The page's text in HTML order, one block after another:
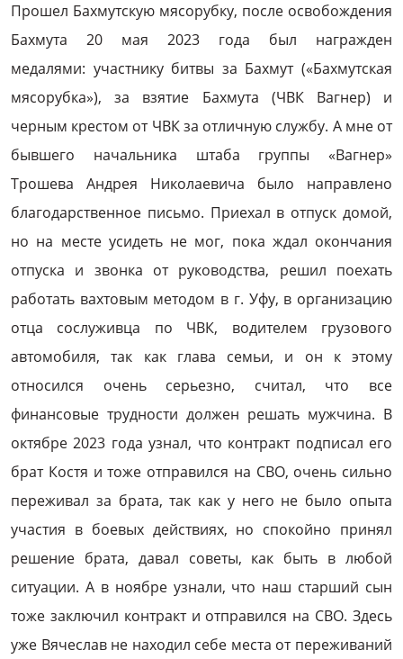
Прошел Бахмутскую мясорубку, после освобождения
Бахмута 20 мая 2023 года был награжден
медалями: участнику битвы за Бахмут («Бахмутская
мясорубка»), за взятие Бахмута (ЧВК Вагнер) и
черным крестом от ЧВК за отличную службу. А мне от
бывшего начальника штаба группы «Вагнер»
Трошева Андрея Николаевича было направлено
благодарственное письмо. Приехал в отпуск домой,
но на месте усидеть не мог, пока ждал окончания
отпуска и звонка от руководства, решил поехать
работать вахтовым методом в г. Уфу, в организацию
отца сослуживца по ЧВК, водителем грузового
автомобиля, так как глава семьи, и он к этому
относился очень серьезно, считал, что все
финансовые трудности должен решать мужчина. В
октябре 2023 года узнал, что контракт подписал его
брат Костя и тоже отправился на СВО, очень сильно
переживал за брата, так как у него не было опыта
участия в боевых действиях, но спокойно принял
решение брата, давал советы, как быть в любой
ситуации. А в ноябре узнали, что наш старший сын
тоже заключил контракт и отправился на СВО. Здесь
уже Вячеслав не находил себе места от переживаний